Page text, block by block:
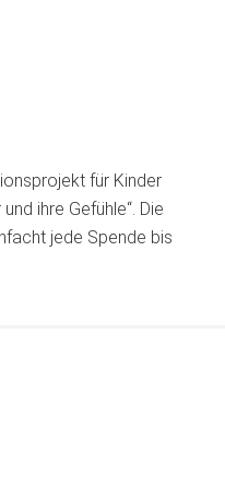
für Kinder
ihre Gefühle“. Die
jede Spende bis